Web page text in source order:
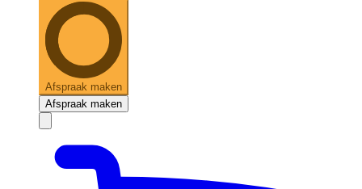
Afspraak maken
Afspraak maken